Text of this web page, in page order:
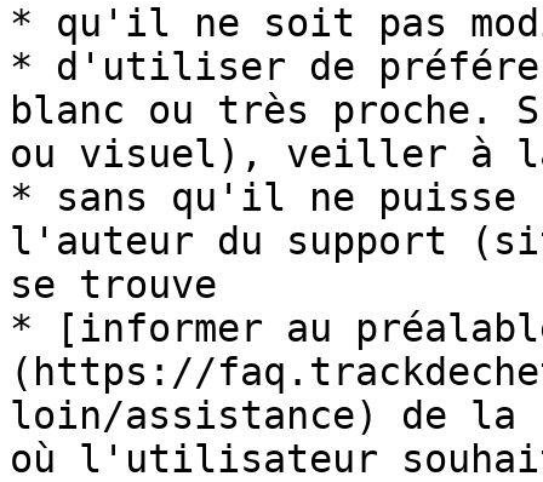
* qu'il ne soit pas
* d'utiliser de
blanc ou très proche.
ou visuel), veiller à
* sans qu'il ne puisse
l'auteur du support
se trouve
* [informer au
(https://
loin/assistance) de la
où l'utilisateur